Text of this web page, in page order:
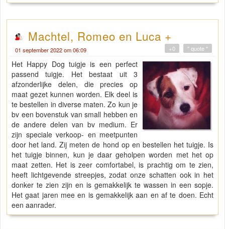
Machtel, Romeo en Luca +
01 september 2022 om 06:09 " quote "
+0
Het Happy Dog tuigje is een perfect
passend tuigje. Het bestaat uit 3
afzonderlijke delen, die precies op
maat gezet kunnen worden. Elk deel is
te bestellen in diverse maten. Zo kun je
bv een bovenstuk van small hebben en
de andere delen van bv medium. Er
zijn speciale verkoop- en meetpunten
door het land. Zij meten de hond op en bestellen het tuigje. Is
het tuigje binnen, kun je daar geholpen worden met het op
maat zetten. Het is zeer comfortabel, is prachtig om te zien,
heeft lichtgevende streepjes, zodat onze schatten ook in het
donker te zien zijn en is gemakkelijk te wassen in een sopje.
Het gaat jaren mee en is gemakkelijk aan en af te doen. Echt
een aanrader.